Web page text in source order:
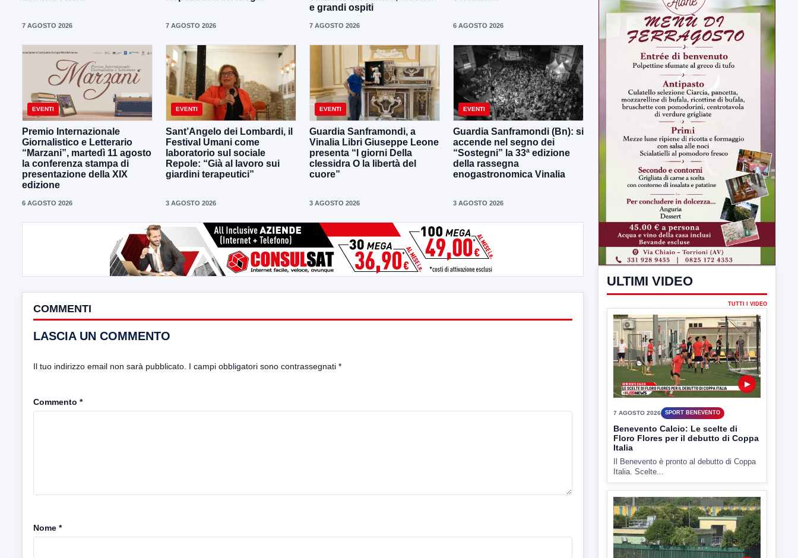
7 AGOSTO 2026 7 AGOSTO 2026
e grandi ospiti
7 AGOSTO 2026 6 AGOSTO 2026
EVENTI
Premio Internazionale
Giornalistico e Letterario
“Marzani”, martedì 11 agosto
la conferenza stampa di
presentazione della XIX
edizione
6 AGOSTO 2026
EVENTI
Sant’Angelo dei Lombardi, il
Festival Umani come
laboratorio sul sociale
Repole: “Già al lavoro sui
giardini terapeutici”
3 AGOSTO 2026
EVENTI
Guardia Sanframondi, a
Vinalia Libri Giuseppe Leone
presenta “I giorni Della
clessidra O la libertà del
cuore”
3 AGOSTO 2026
EVENTI
Guardia Sanframondi (Bn): si
accende nel segno dei
“Sostegni” la 33ª edizione
della rassegna
enogastronomica Vinalia
3 AGOSTO 2026
COMMENTI
LASCIA UN COMMENTO
Il tuo indirizzo email non sarà pubblicato. I campi obbligatori sono contrassegnati *
Commento *
Nome *
ULTIMI VIDEO
TUTTI I VIDEO
▶
7 AGOSTO 2026 SPORT BENEVENTO
Benevento Calcio: Le scelte di
Floro Flores per il debutto di Coppa
Italia
Il Benevento è pronto al debutto di Coppa
Italia. Scelte...
7 AGOSTO 2026 ATTUALITÀ
Miasmi e Calore, l'ASL parla
attraverso il Comune
Nessuna nuova moria di pesci e nessuna
criticità igienico-sanitaria nel...